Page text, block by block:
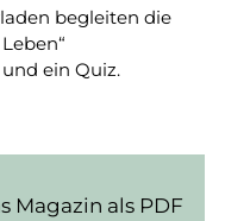
begleiten die
ein Quiz.
Magazin als PDF